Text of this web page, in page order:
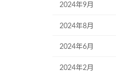
2024年9月
2024年8月
2024年6月
2024年2月